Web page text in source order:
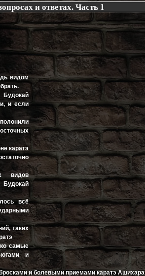
и ответах. Часть 1
видом
и если
каратэ
видов
всё
таких
самые
и
и болевыми приемами каратэ